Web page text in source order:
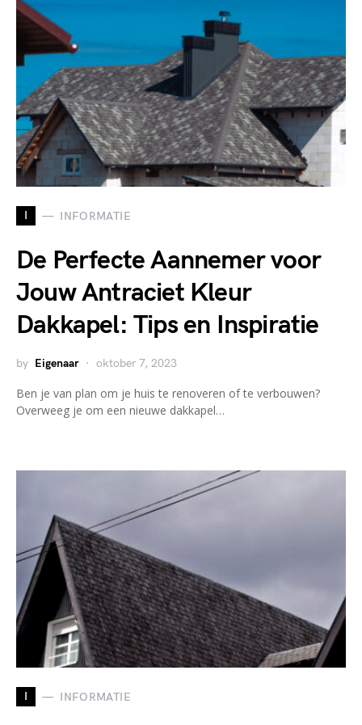
I INFORMATIE
De Perfecte Aannemer voor
Jouw Antraciet Kleur
Dakkapel: Tips en Inspiratie
by Eigenaar oktober 7, 2023
Ben je van plan om je huis te renoveren of te verbouwen?
Overweeg je om een nieuwe dakkapel…
I INFORMATIE